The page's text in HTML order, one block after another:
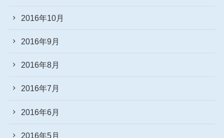
2016年10月
2016年9月
2016年8月
2016年7月
2016年6月
2016年5月